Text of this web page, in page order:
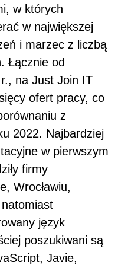
w których
w największej
i marzec z liczbą
Łącznie od
na Just Join IT
ofert pracy, co
z
2022. Najbardziej
w pierwszym
firmy
Wrocławiu,
język
poszukiwani są
Javie,